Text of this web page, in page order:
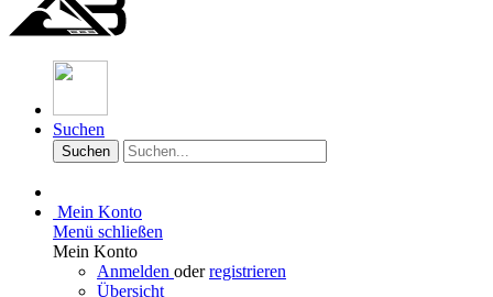
Suchen
Suchen
Mein Konto
Menü schließen
Mein Konto
Anmelden oderregistrieren
Übersicht